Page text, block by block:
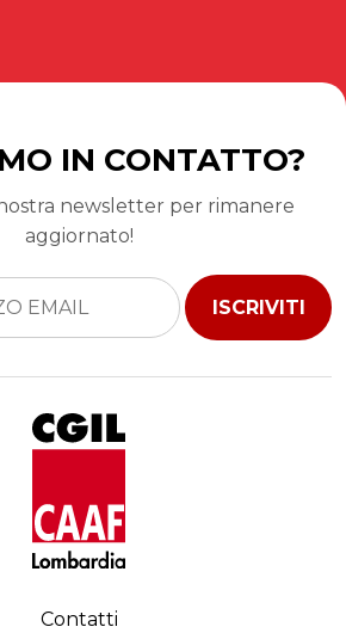
IN CONTATTO?
newsletter per rimanere
aggiornato!
ISCRIVITI
Contatti